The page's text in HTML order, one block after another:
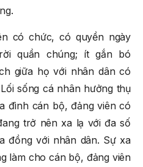
có chức, có quyền ngày
quần chúng; ít gắn bó
giữa họ với nhân dân có
sống cá nhân hưởng thụ
đình cán bộ, đảng viên có
trở nên xa lạ với đa số
đồng với nhân dân. Sự xa
làm cho cán bộ, đảng viên